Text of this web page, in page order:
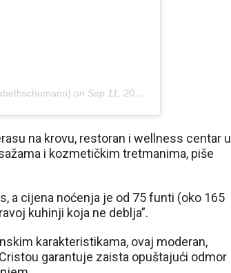
on Sep 11, 2019 at 11:56pm PDT
na krovu, restoran i wellness centar u
i kozmetičkim tretmanima, piše
a cijena noćenja je od 75 funti (oko 165
kuhinji koja ne deblja”.
karakteristikama, ovaj moderan,
garantuje zaista opuštajući odmor